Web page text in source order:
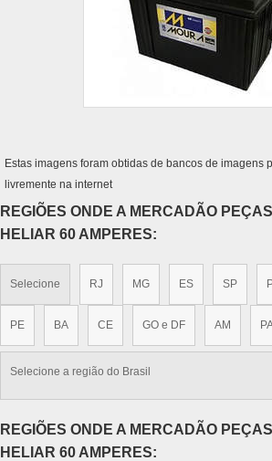
Estas imagens foram obtidas de bancos de imagens
livremente na internet
REGIÕES ONDE A MERCADÃO
HELIAR 60 AMPERES:
Selecione RJ MG ES SP
PE BA CE GO e DF AM
Selecione a região do Brasil
REGIÕES ONDE A MERCADÃO
HELIAR 60 AMPERES: